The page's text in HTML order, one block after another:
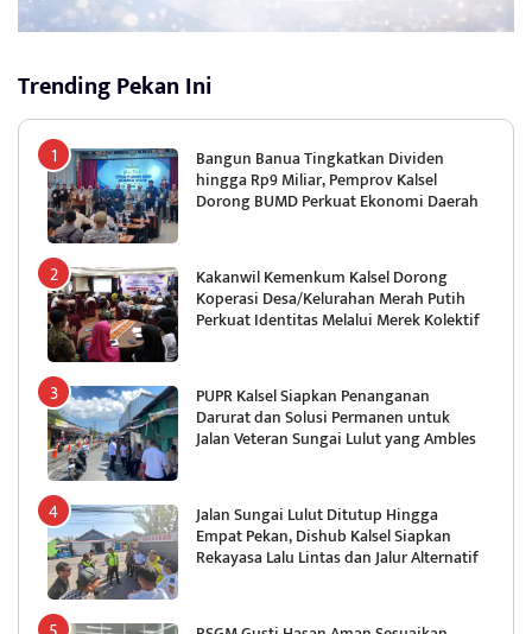
Trending Pekan Ini
Bangun Banua Tingkatkan Dividen
hingga Rp9 Miliar, Pemprov Kalsel
Dorong BUMD Perkuat Ekonomi Daerah
Kakanwil Kemenkum Kalsel Dorong
Koperasi Desa/Kelurahan Merah Putih
Perkuat Identitas Melalui Merek Kolektif
PUPR Kalsel Siapkan Penanganan
Darurat dan Solusi Permanen untuk
Jalan Veteran Sungai Lulut yang Ambles
Jalan Sungai Lulut Ditutup Hingga
Empat Pekan, Dishub Kalsel Siapkan
Rekayasa Lalu Lintas dan Jalur Alternatif